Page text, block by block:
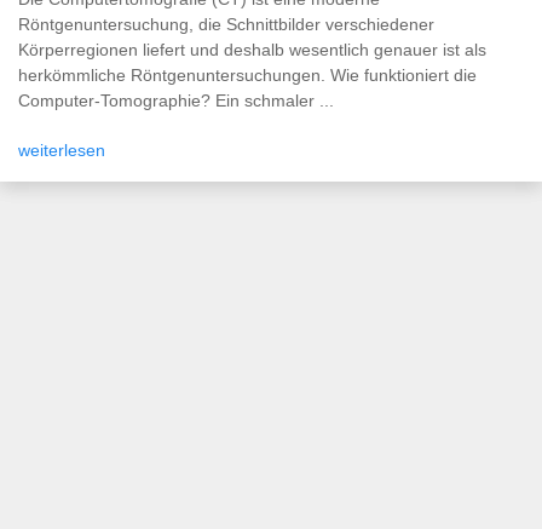
Röntgenuntersuchung, die Schnittbilder verschiedener
Körperregionen liefert und deshalb wesentlich genauer ist als
herkömmliche Röntgenuntersuchungen. Wie funktioniert die
Computer-Tomographie? Ein schmaler ...
weiterlesen